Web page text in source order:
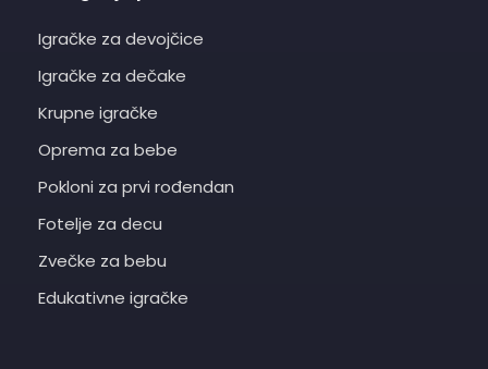
Igračke za devojčice
Igračke za dečake
Krupne igračke
Oprema za bebe
Pokloni za prvi rođendan
Fotelje za decu
Zvečke za bebu
Edukativne igračke